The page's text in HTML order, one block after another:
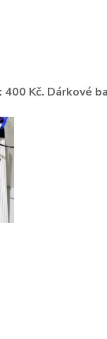
400 Kč. Dárkové